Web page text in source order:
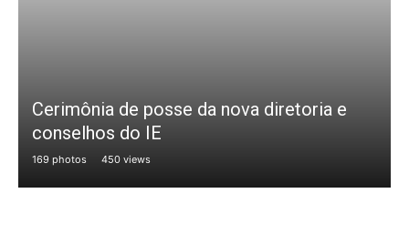
Cerimônia de posse da nova diretoria e
conselhos do IE
169 photos 450 views